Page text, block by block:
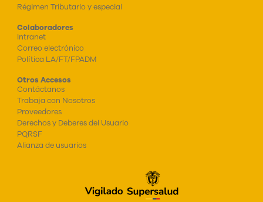
Régimen Tributario y especial
Colaboradores
Intranet
Correo electrónico
Política LA/FT/FPADM
Otros Accesos
Contáctanos
Trabaja con Nosotros
Proveedores
Derechos y Deberes del Usuario
PQRSF
Alianza de usuarios